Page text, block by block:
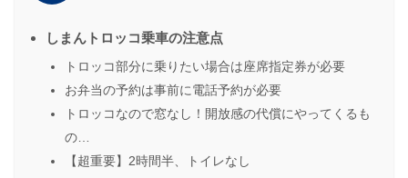
しまんトロッコ乗車の注意点
トロッコ部分に乗りたい場合は座席指定券が必要
お弁当の予約は事前に電話予約が必要
トロッコなので窓なし！開放感の代償にやってくるも
の…
【超重要】2時間半、トイレなし